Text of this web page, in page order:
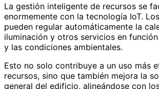
La gestión inteligente de recursos se
enormemente con la tecnología IoT.
pueden regular automáticamente la
iluminación y otros servicios en
y las condiciones ambientales.
Esto no solo contribuye a un uso más
recursos, sino que también mejora la
general del edificio, alineándose con